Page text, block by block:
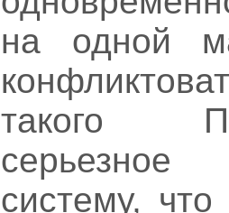
на одной
такого
серьезное
систему,